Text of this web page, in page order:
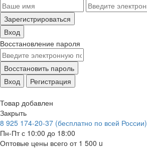
Зарегистрироваться
Вход
Восстановление пароля
Восстановить пароль
Вход
Регистрация
Товар добавлен
Закрыть
8 925 174-20-37 (бесплатно по всей России)
Пн-Пт с 10:00 до 18:00
Оптовые цены всего от 1 500 u